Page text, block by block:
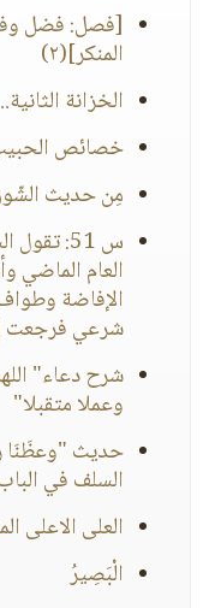
[فصل: فضل
المنكر](٢)
الخزانة الثانية..
خصائص
مِن حديث
س 51:
العام الماضي
الإفاضة
شرعي فرجعت
شرح دعاء"
وعملا متقبلا"
حديث "وعظَنَا
السلف في
العلى الاعلى
الْبَصِيرُ